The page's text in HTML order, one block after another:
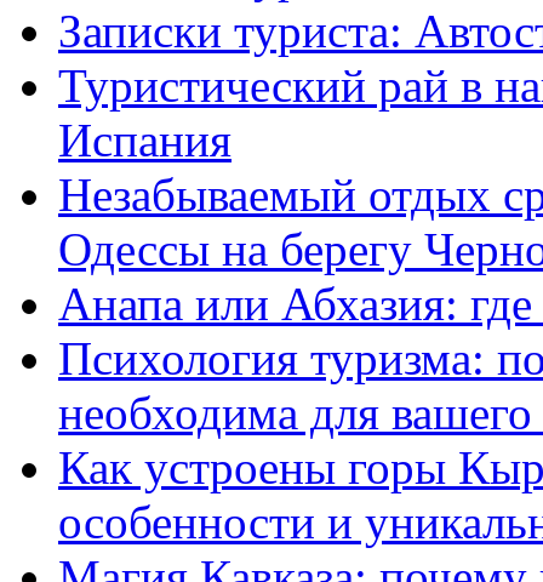
Записки туриста:
Туристический рай в
Испания
Незабываемый отдых
Одессы на берегу
Анапа или Абхазия:
Психология туризма:
необходима для вашего
Как устроены горы
особенности и